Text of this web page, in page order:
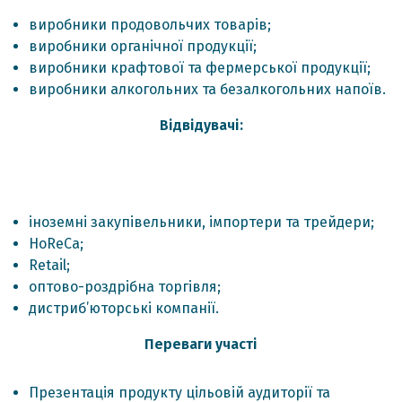
виробники продовольчих товарів;
виробники органічної продукції;
виробники крафтової та фермерської продукції;
виробники алкогольних та безалкогольних напоїв.
Відвідувачі:
іноземні закупівельники, імпортери та трейдери;
HoReCa;
Retail;
оптово-роздрібна торгівля;
дистриб’юторські компанії.
Переваги участі
Презентація продукту цільовій аудиторії та